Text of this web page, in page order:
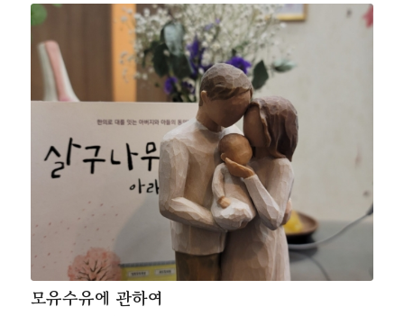
모유수유에 관하여